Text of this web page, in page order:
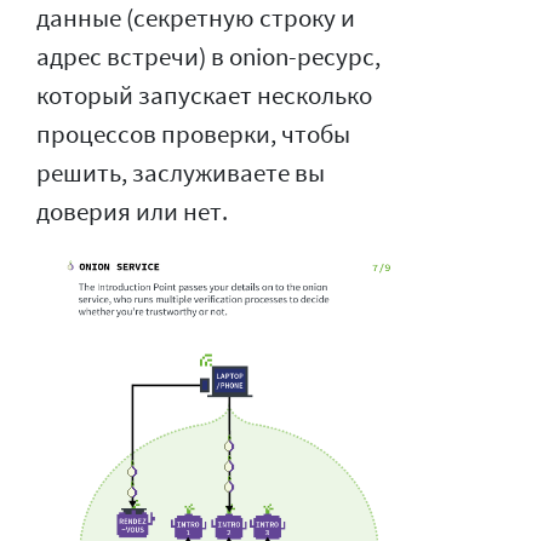
данные (секретную строку и
адрес встречи) в onion-ресурс,
который запускает несколько
процессов проверки, чтобы
решить, заслуживаете вы
доверия или нет.